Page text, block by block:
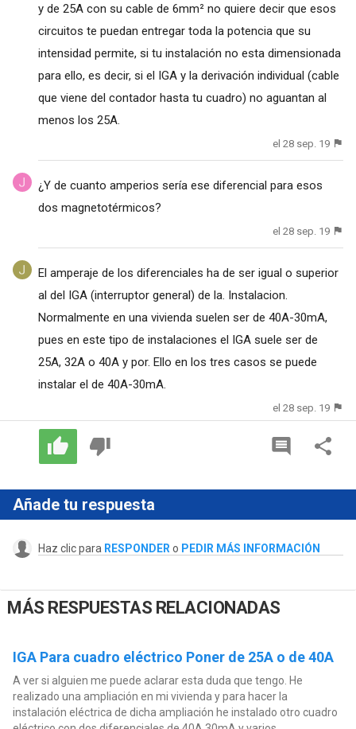
y de 25A con su cable de 6mm² no quiere decir que esos
circuitos te puedan entregar toda la potencia que su
intensidad permite, si tu instalación no esta dimensionada
para ello, es decir, si el IGA y la derivación individual (cable
que viene del contador hasta tu cuadro) no aguantan al
menos los 25A.
el 28 sep. 19
¿Y de cuanto amperios sería ese diferencial para esos
dos magnetotérmicos?
el 28 sep. 19
El amperaje de los diferenciales ha de ser igual o superior
al del IGA (interruptor general) de la. Instalacion.
Normalmente en una vivienda suelen ser de 40A-30mA,
pues en este tipo de instalaciones el IGA suele ser de
25A, 32A o 40A y por. Ello en los tres casos se puede
instalar el de 40A-30mA.
el 28 sep. 19
Añade tu respuesta
Haz clic para RESPONDER o PEDIR MÁS INFORMACIÓN
MÁS RESPUESTAS RELACIONADAS
IGA Para cuadro eléctrico Poner de 25A o de 40A
A ver si alguien me puede aclarar esta duda que tengo. He
realizado una ampliación en mi vivienda y para hacer la
instalación eléctrica de dicha ampliación he instalado otro cuadro